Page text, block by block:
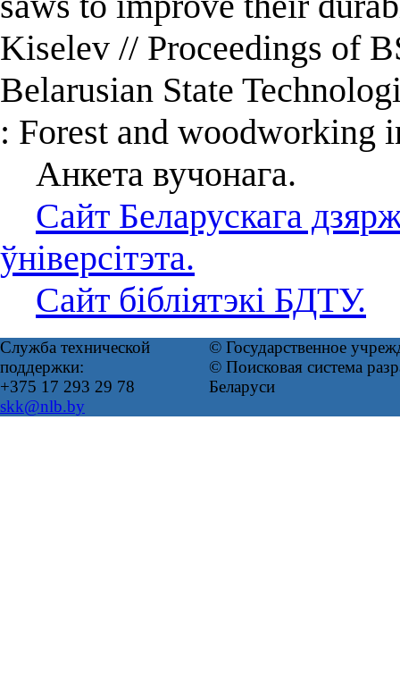
Kiselev // Proceedings of
Belarusian State
: Forest and
Анкета вучонага.
Сайт Беларускага
ўніверсітэта.
Сайт бібліятэкі БДТУ.
Служба технической
поддержки:
+375 17 293 29 78
skk@nlb.by
© Государственное
© Поисковая система
Беларуси